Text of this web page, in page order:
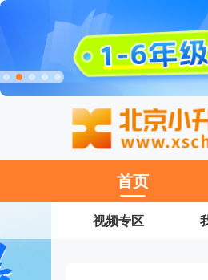
首页
视频专区